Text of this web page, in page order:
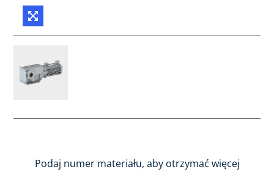
Podaj numer materiału, aby otrzymać więcej